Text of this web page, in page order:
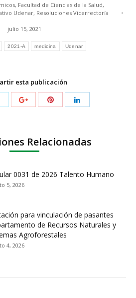
, Facultad de Ciencias de la Salud,
Udenar, Resoluciones Vicerrectoría
julio 15, 2021
2021-A medicina Udenar
esta publicación
Relacionadas
0031 de 2026 Talento Humano
5, 2026
para vinculación de pasantes
de Recursos Naturales y
Agroforestales
4, 2026